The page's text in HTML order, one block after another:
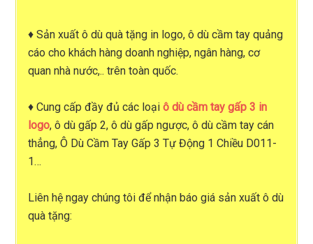
♦Sản xuất ô dù quà tặng in logo,ô dù cầm tay quảng
cáo cho khách hàng doanh nghiệp, ngân hàng, cơ
quan nhà nước,.. trên toàn quốc.
♦ Cung cấp đầy đủ các loại ô dù cầm tay gấp 3 in
logo, ô dù gấp 2, ô dù gấp ngược, ô dù cầm tay cán
thẳng, Ô Dù Cầm Tay Gấp 3 Tự Động 1 Chiều D011-
1…
Liên hệ ngay chúng tôi để nhậnbáo giá sản xuất ô dù
quà tặng: